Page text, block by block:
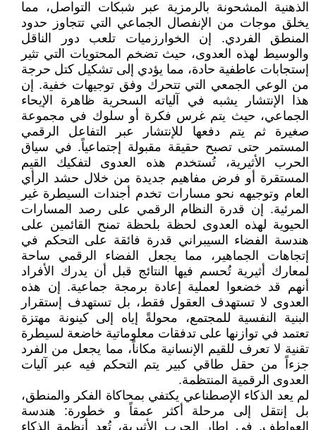
الذهنية المشحونة بالرمزية عبر شبكات التواصل، مما
يخلق موجات من الإنفصال الجماعي التي تتجاوز حدود
المنطق الفردي. إن الخوارزميات تلعب دور الناقل
والوسيط لهذه العدوى، حيث تضخم المحتويات التي تثير
إستجابات عاطفية حادة، مما يؤدي إلى تشكيل كتل حرجة
من الوعي الجمعي التي تتحرك وفق توجيهات خفية. إن
هذا الإنتشار يشبه في آلياته السحرية ظاهرة الإيحاء
الجماعي، حيث يتم غرس فكرة أو سلوك في مجموعة
صغيرة ثم يتم دفعها للإنتشار عبر التفاعل الرقمي
المستمر حتى تصبح حقيقة مقبولة إجتماعياً. في سياق
الحرب الأثيرية، تُستخدم هذه العدوى لتفكيك القيم
المستقرة أو فرض مفاهيم جديدة من خلال حشد الرأي
العام وتوجيهه نحو مسارات تخدم أجندات السيطرة غير
المرئية. إن قدرة النظام الرقمي على رصد المسارات
الحيوية لهذه العدوى لحظة بلحظة تمنح القائمين على
هندسة الفضاء السيبراني قدرة فائقة على التحكم في
إتجاهات الجماهير، مما يجعل الفضاء الرقمي ساحة
لمعارك أثيرية تُحسم فيها النتائج قبل أن يدرك الأفراد
أنهم قد خضعوا لعملية إعادة برمجة جماعية. إن هذه
العدوى لا تستهدف العقول فقط، بل تستهدف إستقرار
البنية النفسية للمجتمع، محولةً إياه إلى كينونة مهتزة
تعتمد في توازنها على تدفقات معلوماتية خاضعة لسيطرة
تقنية لا تعرف للقيم الإنسانية مكاناً، مما يجعل من الفرد
جزءاً من حقل طاقي كبير يتم التحكم فيه عبر آليات
العدوى الرقمية المنتظمة.
لم يعد الذكاء الإصطناعي يكتفي بمحاكاة الفكر والمنطق،
بل إنتقل إلى مرحلة أكثر عمقاً و خطورة: هندسة
العواطف. في إطار الحرب الأثيرية، تُعد أنظمة الذكاء